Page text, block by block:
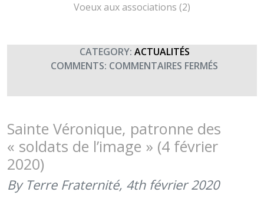
Voeux aux associations (2)
CATEGORY: ACTUALITÉS
COMMENTS: COMMENTAIRES FERMÉS
DES
(4
Sainte Véronique, patronne des
« soldats de l’image » (4 février
2020)
By Terre Fraternité, 4th février 2020